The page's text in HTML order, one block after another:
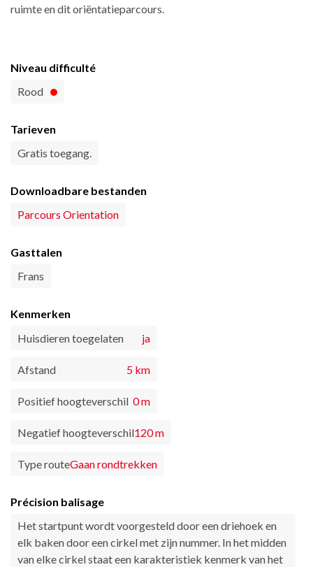
ruimte en dit oriëntatieparcours.
Niveau difficulté
Rood
Tarieven
Gratis toegang.
Downloadbare bestanden
Parcours Orientation
Gasttalen
Frans
Kenmerken
Huisdieren toegelaten
ja
Afstand 5 km
Positief hoogteverschil 0 m
Negatief hoogteverschil120 m
Type routeGaan rondtrekken
Précision balisage
Het startpunt wordt voorgesteld door een driehoek en
elk baken door een cirkel met zijn nummer. In het midden
van elke cirkel staat een karakteristiek kenmerk van het